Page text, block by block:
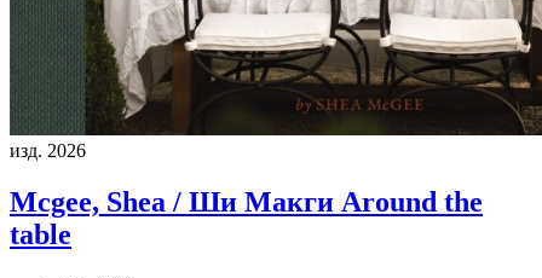
изд. 2026
Mcgee, Shea / Ши Макги Around the
table